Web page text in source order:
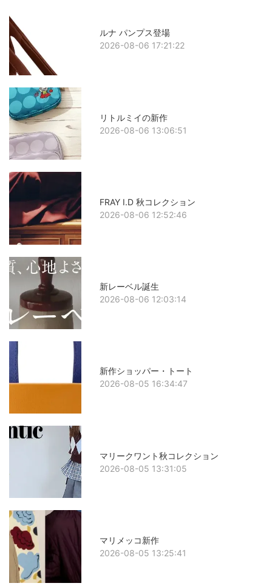
ルナ パンプス登場
2026-08-06 17:21:22
リトルミイの新作
2026-08-06 13:06:51
FRAY I.D 秋コレクション
2026-08-06 12:52:46
新レーベル誕生
2026-08-06 12:03:14
新作ショッパー・トート
2026-08-05 16:34:47
マリークワント秋コレクション
2026-08-05 13:31:05
マリメッコ新作
2026-08-05 13:25:41